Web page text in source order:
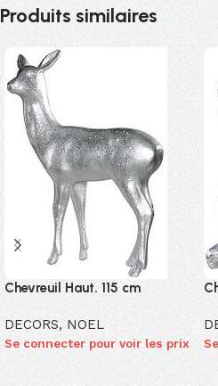
Produits similaires
Chevreuil Haut. 115 cm
DECORS,NOEL
Se connecter pour voir les prix